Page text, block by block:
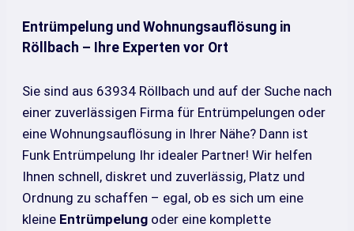
Entrümpelung und Wohnungsauflösung in
Röllbach – Ihre Experten vor Ort
Sie sind aus 63934 Röllbach und auf der Suche nach
einer zuverlässigen Firma für Entrümpelungen oder
eine Wohnungsauflösung in Ihrer Nähe? Dann ist
Funk Entrümpelung Ihr idealer Partner! Wir helfen
Ihnen schnell, diskret und zuverlässig, Platz und
Ordnung zu schaffen – egal, ob es sich um eine
kleine Entrümpelung oder eine komplette